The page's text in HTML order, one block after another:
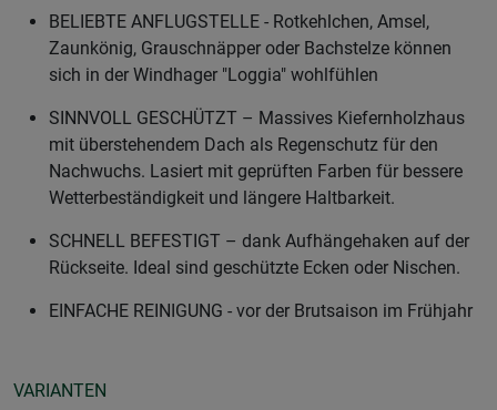
BELIEBTE ANFLUGSTELLE - Rotkehlchen, Amsel,
Zaunkönig, Grauschnäpper oder Bachstelze können
sich in der Windhager "Loggia" wohlfühlen
SINNVOLL GESCHÜTZT – Massives Kiefernholzhaus
mit überstehendem Dach als Regenschutz für den
Nachwuchs. Lasiert mit geprüften Farben für bessere
Wetterbeständigkeit und längere Haltbarkeit.
SCHNELL BEFESTIGT – dank Aufhängehaken auf der
Rückseite. Ideal sind geschützte Ecken oder Nischen.
EINFACHE REINIGUNG - vor der Brutsaison im Frühjahr
VARIANTEN